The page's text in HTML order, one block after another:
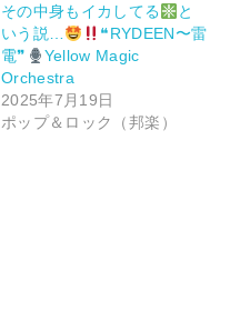
その中身もイカしてる
と
いう説…
❝RYDEEN〜雷
電❞
Yellow Magic
Orchestra
2025年7月19日
ポップ＆ロック（邦楽）